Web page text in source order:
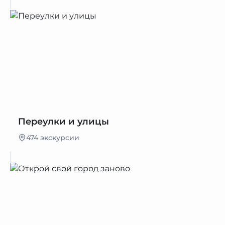
Переулки и улицы
474 экскурсии